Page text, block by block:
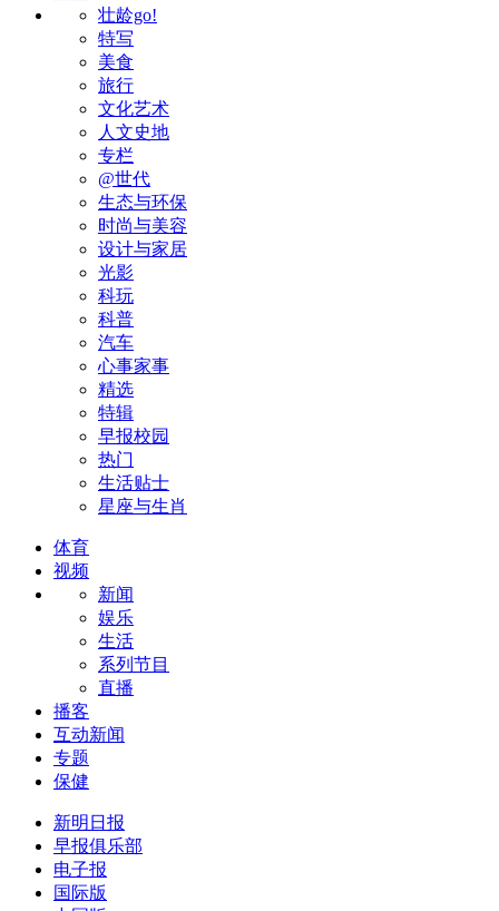
壮龄go!
特写
美食
旅行
文化艺术
人文史地
专栏
@世代
生态与环保
时尚与美容
设计与家居
光影
科玩
科普
汽车
心事家事
精选
特辑
早报校园
热门
生活贴士
星座与生肖
体育
视频
新闻
娱乐
生活
系列节目
直播
播客
互动新闻
专题
保健
新明日报
早报俱乐部
电子报
国际版